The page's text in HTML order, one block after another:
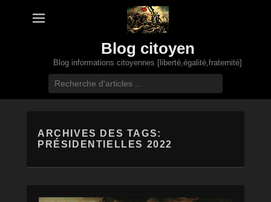
Blog citoyen
Blog informations citoyennes [liberté,égalité,fraternité]
ARCHIVES DES TAGS:
PRÉSIDENTIELLES 2022